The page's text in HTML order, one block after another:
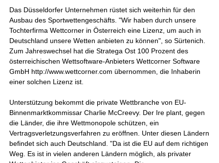
Das Düsseldorfer Unternehmen rüstet sich weiterhin für den
Ausbau des Sportwettengeschäfts. "Wir haben durch unsere
Tochterfirma Wettcorner in Österreich eine Lizenz, um auch in
Deutschland unsere Wetten anbieten zu können", so Sürtenich.
Zum Jahreswechsel hat die Stratega Ost 100 Prozent des
österreichischen Wettsoftware-Anbieters Wettcorner Software
GmbH http://www.wettcorner.com übernommen, die Inhaberin
einer solchen Lizenz ist.
Unterstützung bekommt die private Wettbranche von EU-
Binnenmarktkommissar Charlie McCreevy. Der Ire plant, gegen
die Länder, die ihre Wettmonopole schützen, ein
Vertragsverletzungsverfahren zu eröffnen. Unter diesen Ländern
befindet sich auch Deutschland. "Da ist die EU auf dem richtigen
Weg. Es ist in vielen anderen Ländern möglich, als privater